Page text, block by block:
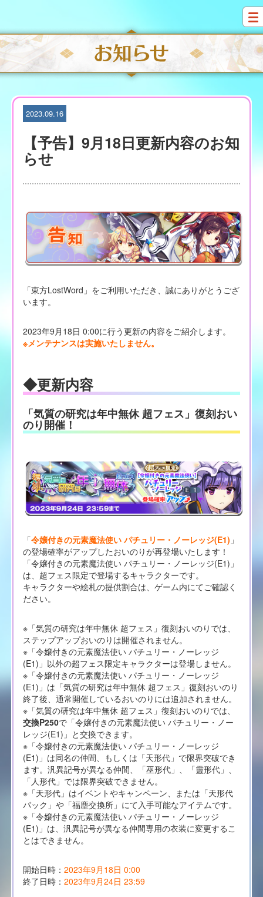
i
p
t
o
c
2023.09.16
【予告】9月18日更新内容のお知
らせ
「東方LostWord」をご利用いただき、誠にありがとうござ
います。
2023年9月18日 0:00に行う更新の内容をご紹介します。
※メンテナンスは実施いたしません。
◆更新内容
「気質の研究は年中無休 超フェス」復刻おい
のり開催！
「令嬢付きの元素魔法使い パチュリー・ノーレッジ(E1) 」
の登場確率がアップしたおいのりが再登場いたします！
「令嬢付きの元素魔法使い パチュリー・ノーレッジ(E1)」
は、超フェス限定で登場するキャラクターです。
キャラクターや絵札の提供割合は、ゲーム内にてご確認く
ださい。
※「気質の研究は年中無休 超フェス」復刻おいのりでは、
ステップアップおいのりは開催されません。
※「令嬢付きの元素魔法使い パチュリー・ノーレッジ
(E1)」以外の超フェス限定キャラクターは登場しません。
※「令嬢付きの元素魔法使い パチュリー・ノーレッジ
(E1)」は「気質の研究は年中無休 超フェス」復刻おいのり
終了後、通常開催しているおいのりには追加されません。
※「気質の研究は年中無休 超フェス」復刻おいのりでは、
交換P250で「令嬢付きの元素魔法使い パチュリー・ノー
レッジ(E1)」と交換できます。
※「令嬢付きの元素魔法使い パチュリー・ノーレッジ
(E1)」は同名の仲間、もしくは「天形代」で限界突破でき
ます。汎異記号が異なる仲間、「巫形代」、「靈形代」、
「人形代」では限界突破できません。
※「天形代」はイベントやキャンペーン、または「天形代
パック」や「福塵交換所」にて入手可能なアイテムです。
※「令嬢付きの元素魔法使い パチュリー・ノーレッジ
(E1)」は、汎異記号が異なる仲間専用の衣装に変更するこ
とはできません。
開始日時： 2023年9月18日 0:00
終了日時： 2023年9月24日 23:59